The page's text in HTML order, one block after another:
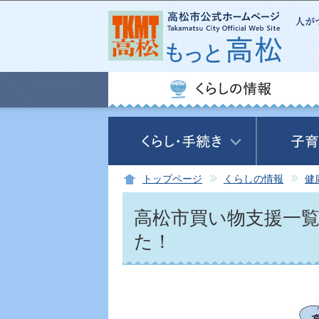
トップページ くらしの情報 健
高松市買い物支援一
た！